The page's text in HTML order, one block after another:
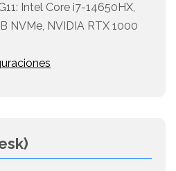
Intel Core i7-14650HX,
NVMe, NVIDIA RTX 1000